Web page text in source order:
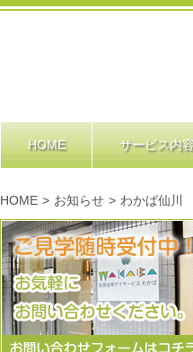
HOME サービス内
HOME > お知らせ > わかば仙